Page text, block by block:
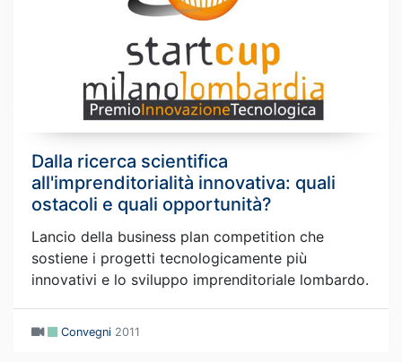
Dalla ricerca scientifica
all'imprenditorialità innovativa: quali
ostacoli e quali opportunità?
Lancio della business plan competition che
sostiene i progetti tecnologicamente più
innovativi e lo sviluppo imprenditoriale lombardo.
Convegni 2011